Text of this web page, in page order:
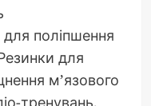
поліпшення
для
м’язового
тренувань.